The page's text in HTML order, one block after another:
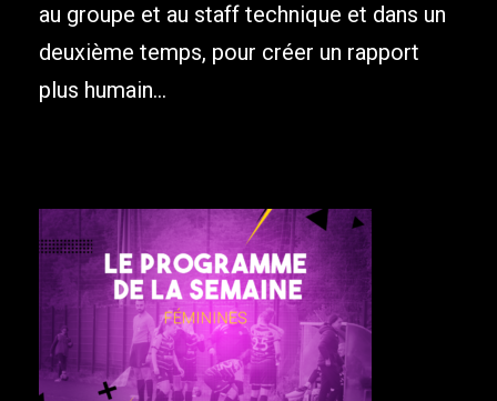
au groupe et au staff technique et dans un
deuxième temps, pour créer un rapport
plus humain...